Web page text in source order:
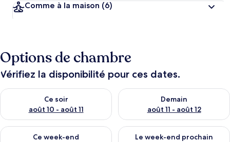
Comme à la maison (6)
Options de chambre
Vérifiez la disponibilité pour ces dates.
Ce soir
août 10 - août 11
Vérifier la disponibilité pour ce soir août 10 - août 11
Demain
août 11 - août 12
Vérifier la disponibilité pour
Ce week-end
Vérifier la disponibilité pour ce week-end août 14 - août 16
Le week-end prochain
Vérifier la disponibilité pour